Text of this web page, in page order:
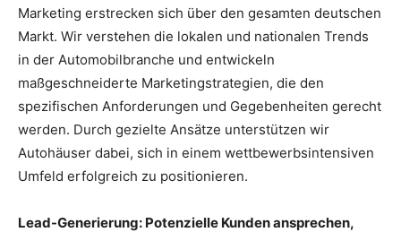
Marketing erstrecken sich über den gesamten deutschen
Markt. Wir verstehen die lokalen und nationalen Trends
in der Automobilbranche und entwickeln
maßgeschneiderte Marketingstrategien, die den
spezifischen Anforderungen und Gegebenheiten gerecht
werden. Durch gezielte Ansätze unterstützen wir
Autohäuser dabei, sich in einem wettbewerbsintensiven
Umfeld erfolgreich zu positionieren.
Lead-Generierung: Potenzielle Kunden ansprechen,